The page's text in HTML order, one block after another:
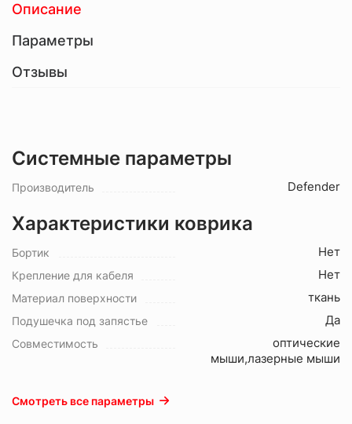
Описание
Параметры
Отзывы
Системные параметры
Производитель Defender
Характеристики коврика
Бортик Нет
Крепление для кабеля Нет
Материал поверхности ткань
Подушечка под запястье Да
Совместимость
оптические
мыши,лазерные мыши
Смотреть все параметры